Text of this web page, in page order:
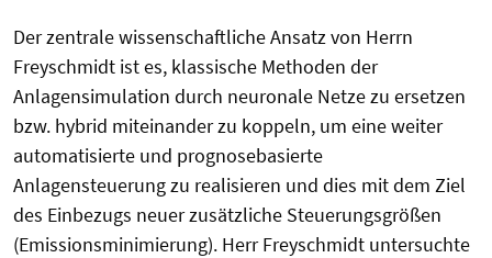
Der zentrale wissenschaftliche Ansatz von Herrn
Freyschmidt ist es, klassische Methoden der
Anlagensimulation durch neuronale Netze zu ersetzen
bzw. hybrid miteinander zu koppeln, um eine weiter
automatisierte und prognosebasierte
Anlagensteuerung zu realisieren und dies mit dem Ziel
des Einbezugs neuer zusätzliche Steuerungsgrößen
(Emissionsminimierung). Herr Freyschmidt untersuchte